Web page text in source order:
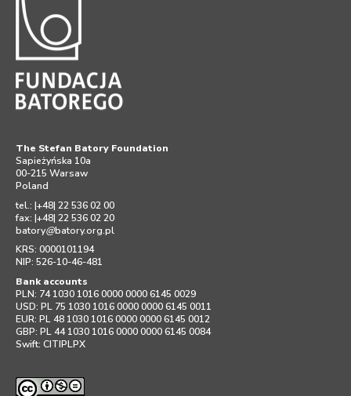
The Stefan Batory Foundation
Sapieżyńska 10a
00-215 Warsaw
Poland
tel.: |+48| 22 536 02 00
fax: |+48| 22 536 02 20
batory@batory.org.pl
KRS: 0000101194
NIP: 526-10-46-481
Bank accounts
PLN: 74 1030 1016 0000 0000 6145 0029
USD: PL 75 1030 1016 0000 0000 6145 0011
EUR: PL 48 1030 1016 0000 0000 6145 0012
GBP: PL 44 1030 1016 0000 0000 6145 0084
Swift: CITIPLPX